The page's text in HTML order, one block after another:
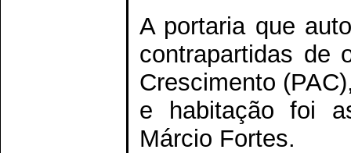
A portaria que
contrapartidas de
Crescimento
e habitação foi
Márcio Fortes.